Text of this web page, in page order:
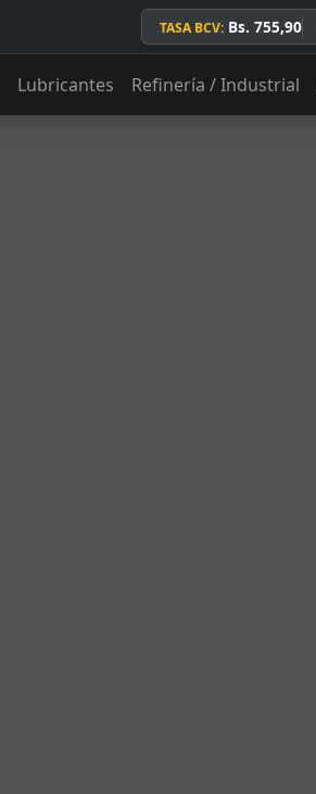
TASA BCV: Bs. 755,90
Lubricantes Refinería / Industrial